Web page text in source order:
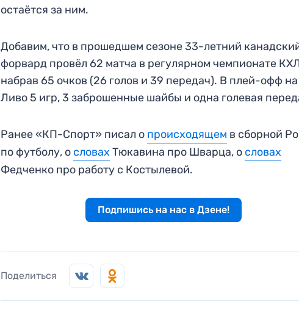
остаётся за ним.
Добавим, что в прошедшем сезоне 33-летний
форвард провёл 62 матча в регулярном чемпионате
набрав 65 очков (26 голов и 39 передач). В плей-офф на
Ливо 5 игр, 3 заброшенные шайбы и одна голевая
Ранее «КП-Спорт» писал о происходящем в сборной
по футболу, о словах Тюкавина про Шварца, о словах
Федченко про работу с Костылевой.
Подпишись на нас в Дзене!
Поделиться